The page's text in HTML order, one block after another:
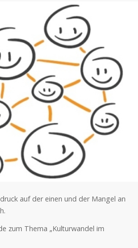
auf der einen und der Mangel an
zum Thema „Kulturwandel im